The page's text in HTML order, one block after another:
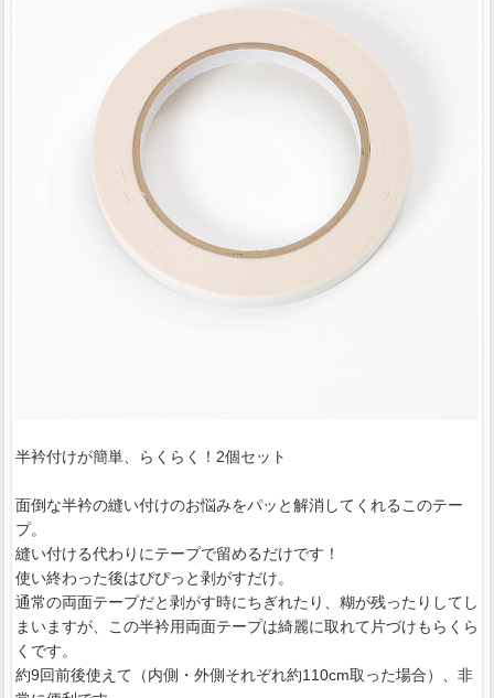
半衿付けが簡単、らくらく！2個セット
面倒な半衿の縫い付けのお悩みをパッと解消してくれるこのテー
プ。
縫い付ける代わりにテープで留めるだけです！
使い終わった後はぴぴっと剥がすだけ。
通常の両面テープだと剥がす時にちぎれたり、糊が残ったりしてし
まいますが、この半衿用両面テープは綺麗に取れて片づけもらくら
くです。
約9回前後使えて（内側・外側それぞれ約110cm取った場合）、非